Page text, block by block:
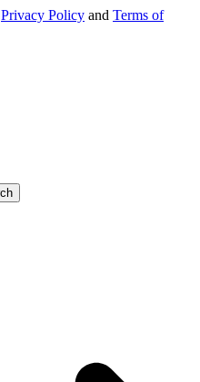
Privacy Policy and Terms of